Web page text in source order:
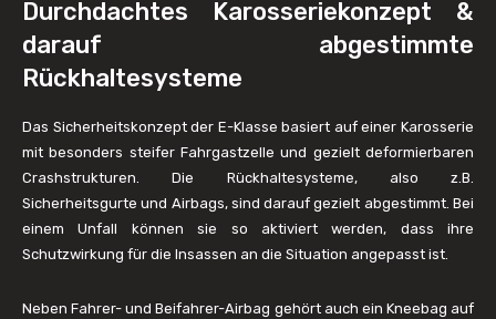
Durchdachtes Karosseriekonzept &
darauf abgestimmte
Rückhaltesysteme
Das Sicherheitskonzept der E-Klasse basiert auf einer Karosserie
mit besonders steifer Fahrgastzelle und gezielt deformierbaren
Crashstrukturen. Die Rückhaltesysteme, also z.B.
Sicherheitsgurte und Airbags, sind darauf gezielt abgestimmt. Bei
einem Unfall können sie so aktiviert werden, dass ihre
Schutzwirkung für die Insassen an die Situation angepasst ist.
Neben Fahrer- und Beifahrer-Airbag gehört auch ein Kneebag auf